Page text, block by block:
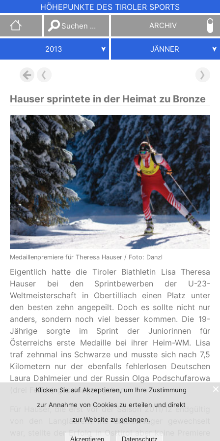
HÖHEPUNKTE DES TIROLER SPORTS
Suchen
nach:
ARCHIV
2013 JÄNNER
Hauser sprintete in der Heimat zu Bronze
Medaillenpremiere für Theresa Hauser / Foto: Danzl
Eigentlich hatte die Tiroler Biathletin Lisa Theresa
Hauser bei den Sprintbewerben der U-23-
Weltmeisterschaft in Obertilliach einen Platz unter
den besten zehn angepeilt. Doch es sollte nicht nur
anders, sondern noch viel besser kommen. Die 19-
Jährige sorgte im Sprint der Juniorinnen für
Österreichs erste Medaille bei ihrer Heim-WM. Lisa
traf zehnmal ins Schwarze und musste sich nach 7,5
Kilometern nur der ebenfalls fehlerlosen Deutschen
Laura Dahlmeier und der Russin Olga Podschufarowa
(drei Fehler) geschlagen geben.
Für Hauser, die erst vor der Saison 2011/12 endgültig
von den Langläufern ins Biathlonlager gewechselt
war, stellte der Erfolg in Osttirol aber keine Premiere
Klicken Sie auf Akzeptieren, um Ihre Zustimmung
zur Annahme von Cookies zu erteilen und direkt
zur Website zu gelangen.
Akzeptieren Datenschutz